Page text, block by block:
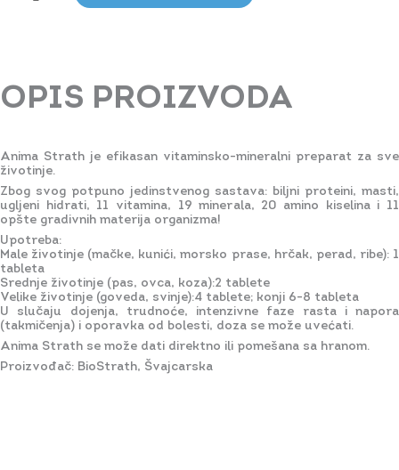
OPIS PROIZVODA
Anima Strath je efikasan vitaminsko-mineralni preparat za sve
životinje.
Zbog svog potpuno jedinstvenog sastava: biljni proteini, masti,
ugljeni hidrati, 11 vitamina, 19 minerala, 20 amino kiselina i 11
opšte gradivnih materija organizma!
Upotreba:
Male životinje (mačke, kunići, morsko prase, hrčak, perad, ribe): 1
tableta
Srednje životinje (pas, ovca, koza):2 tablete
Velike životinje (goveda, svinje):4 tablete; konji 6-8 tableta
U slučaju dojenja, trudnoće, intenzivne faze rasta i napora
(takmičenja) i oporavka od bolesti, doza se može uvećati.
Anima Strath se može dati direktno ili pomešana sa hranom.
Proizvođač: BioStrath, Švajcarska